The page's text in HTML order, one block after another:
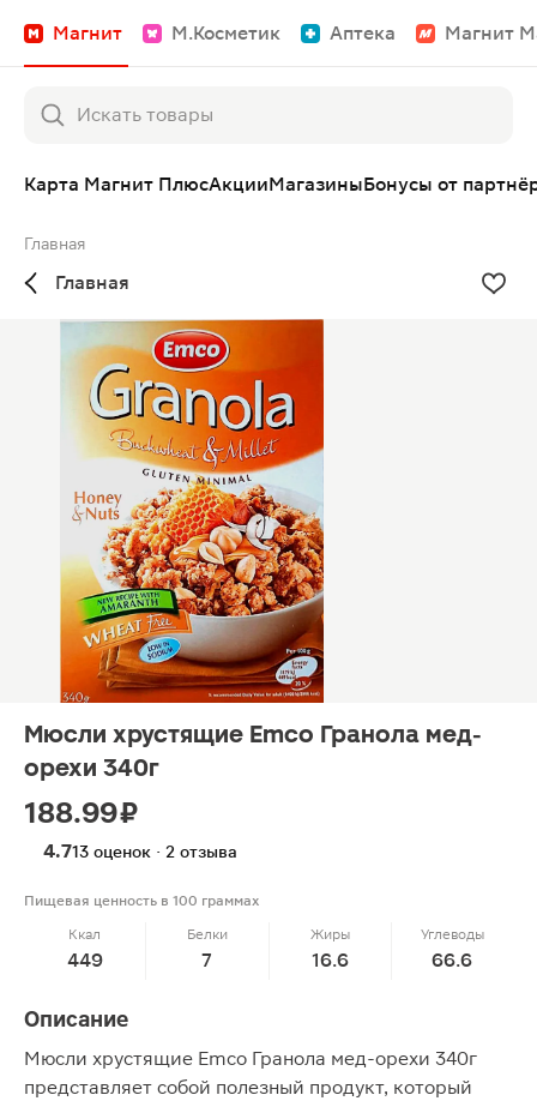
Магнит М.Косметик Аптека Магнит
Карта Магнит ПлюсАкцииМагазиныБонусы от
Главная
Главная
Мюсли хрустящие Emco Гранола мед-
орехи 340г
188.99 ₽
4.713 оценок · 2 отзыва
Пищевая ценность в 100 граммах
Ккал
449
Белки
7
Жиры
16.6
Углеводы
66.6
Описание
Мюсли хрустящие Emco Гранола мед-орехи 340г
представляет собой полезный продукт, который